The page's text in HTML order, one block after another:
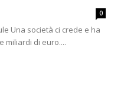
0
Una società ci crede e ha
miliardi di euro....